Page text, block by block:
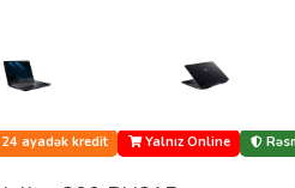
24 ayadək kredit Yalnız Online